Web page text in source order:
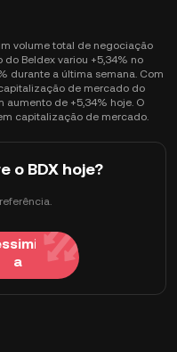
volume total de negociação
do Beldex variou +5,34% no
durante a última semana. Com
de mercado do
aumento de +5,34% hoje. O
capitalização de mercado.
o BDX hoje?
a